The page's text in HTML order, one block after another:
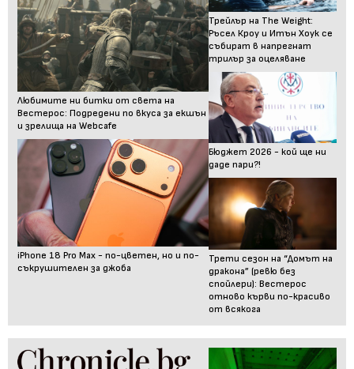
Любимите ни битки от света на
Вестерос: Подредени по вкуса за екшън
и зрелища на Webcafe
iPhone 18 Pro Max - по-цветен, но и по-
съкрушителен за джоба
Трейлър на The Weight:
Ръсел Кроу и Итън Хоук се
събират в напрегнат
трилър за оцеляване
Бюджет 2026 - кой ще ни
даде пари?!
Трети сезон на “Домът на
дракона” (ревю без
спойлери): Вестерос
отново кърви по-красиво
от всякога